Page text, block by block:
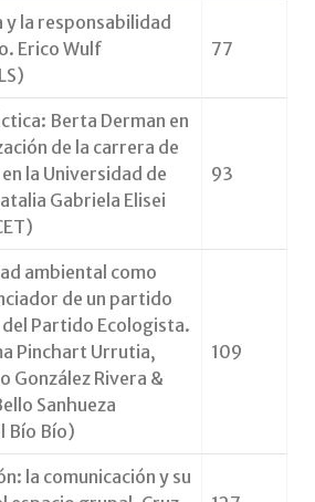
la responsabilidad
Erico Wulf
77
Berta Derman en
de la carrera de
la Universidad de
Gabriela Elisei
93
ambiental como
de un partido
Partido Ecologista.
Pinchart Urrutia,
González Rivera &
Sanhueza
Bío Bío)
109
la comunicación y su